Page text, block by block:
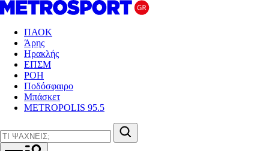
ΠΑΟΚ
Άρης
Ηρακλής
ΕΠΣΜ
ΡΟΗ
Ποδόσφαιρο
Μπάσκετ
METROPOLIS 95.5